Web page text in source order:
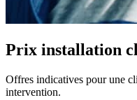
Prix installation
Offres indicatives pour une
intervention.